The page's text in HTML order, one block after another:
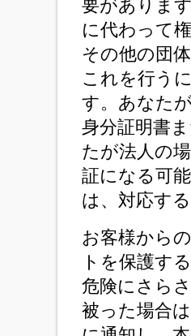
要がありま
に代わって
その他の団
これを行う
す。あなた
身分証明書
たが法人の
証になる可
は、対応す
お客様から
トを保護す
危険にさら
被った場合